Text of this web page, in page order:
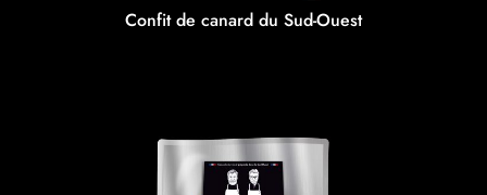
Confit de canard du Sud-Ouest